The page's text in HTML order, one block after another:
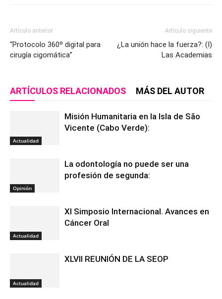
Artículo anterior
“Protocolo 360º digital para
cirugía cigomática”
Artículo siguiente
¿La unión hace la fuerza?: (I)
Las Academias
ARTÍCULOS RELACIONADOS MÁS DEL AUTOR
Actualidad
Misión Humanitaria en la Isla de São
Vicente (Cabo Verde):
Opinión
La odontología no puede ser una
profesión de segunda:
Actualidad
XI Simposio Internacional. Avances en
Cáncer Oral
Actualidad
XLVII REUNIÓN DE LA SEOP